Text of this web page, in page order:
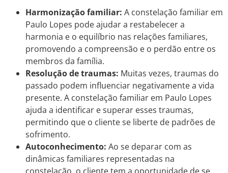
Harmonização familiar: A constelação familiar em
Paulo Lopes pode ajudar a restabelecer a
harmonia e o equilíbrio nas relações familiares,
promovendo a compreensão e o perdão entre os
membros da família.
Resolução de traumas: Muitas vezes, traumas do
passado podem influenciar negativamente a vida
presente. A constelação familiar em Paulo Lopes
ajuda a identificar e superar esses traumas,
permitindo que o cliente se liberte de padrões de
sofrimento.
Autoconhecimento: Ao se deparar com as
dinâmicas familiares representadas na